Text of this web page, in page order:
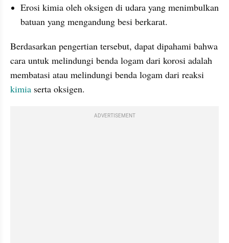
Erosi kimia oleh oksigen di udara yang menimbulkan
batuan yang mengandung besi berkarat.
Berdasarkan pengertian tersebut, dapat dipahami bahwa
cara untuk melindungi benda logam dari korosi adalah
kimia serta oksigen.
ADVERTISEMENT